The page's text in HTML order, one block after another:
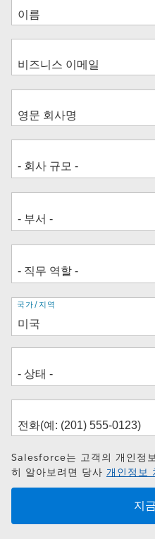
주
소
국가/지역
Salesforce는 고객의 개인정
히 알아보려면 당사 개인정보